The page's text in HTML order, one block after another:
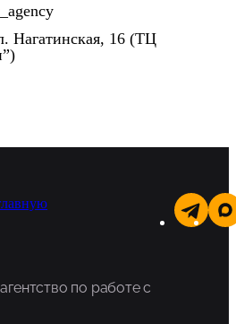
Нагатинская, 16 (ТЦ
по работе с